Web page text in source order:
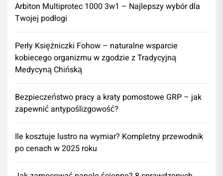
Arbiton Multiprotec 1000 3w1 – Najlepszy wybór dla
Twojej podłogi
Perły Księżniczki Fohow – naturalne wsparcie
kobiecego organizmu w zgodzie z Tradycyjną
Medycyną Chińską
Bezpieczeństwo pracy a kraty pomostowe GRP – jak
zapewnić antypoślizgowość?
Ile kosztuje lustro na wymiar? Kompletny przewodnik
po cenach w 2025 roku